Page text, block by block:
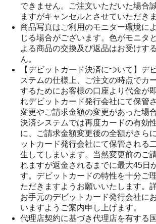
できません。ご注文いただいた場合
ますがキャンセルとさせていただきま
商品写真はご利用のモニター環境に
じる場合がございます。色がモニタ
よる商品の交換及び返品はお受けす
ん。
【デビットカード決済について】デ
ステムの仕様上、ご注文の時点でカ
するためにお客様の口座より代金が
れデビットカード発行会社にて保管
変更やご請求金額の変更があった場
決済システムでは再度カードの有効
に、ご請求金額変更後の全額がさら
ットカード発行会社にて保管される
生してしまいます。当然変更前のご
れますが返金されるまでに最大45日
す。デビットカードの特性を十分ご
ただきますようお願いいたします。
お手元のデビットカード発行会社に
いますようご案内申し上げます。
代理店契約に基づき代理店を有する